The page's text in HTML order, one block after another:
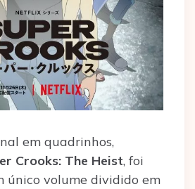
em quadrinhos,
Crooks: The Heist, foi
único volume dividido em